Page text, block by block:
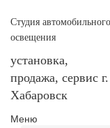
Студия автомобильного
освещения
установка,
продажа, сервис г.
Хабаровск
Меню